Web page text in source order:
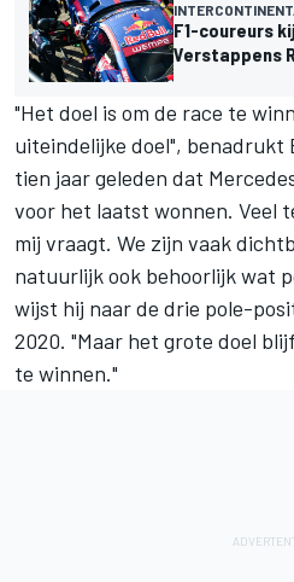
F1-coureurs
Verstappens
"Het doel is om de race te
uiteindelijke doel", benadrukt
tien jaar geleden dat
voor het laatst wonnen. Veel
mij vraagt. We zijn vaak
natuurlijk ook behoorlijk wat
wijst hij naar de drie pole-
2020. "Maar het grote doel
te winnen."